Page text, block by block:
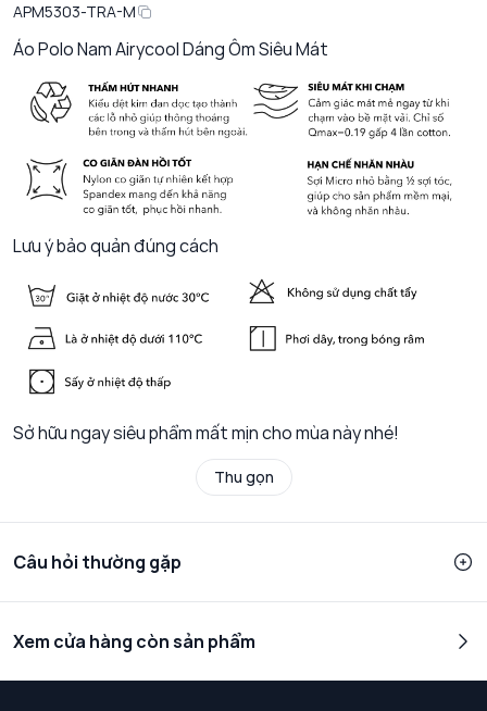
APM5303-TRA-M
Áo Polo Nam Airycool Dáng Ôm Siêu Mát
Lưu ý bảo quản đúng cách
Sở hữu ngay siêu phẩm mất mịn cho mùa này nhé!
Thu gọn
Câu hỏi thường gặp
Xem cửa hàng còn sản phẩm